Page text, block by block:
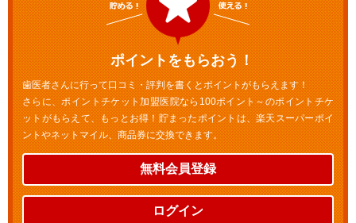
ポイントをもらおう！
歯医者さんに行って口コミ・評判を書くとポイントがもらえます！
さらに、ポイントチケット加盟医院なら100ポイント～のポイントチケ
ットがもらえて、もっとお得！貯まったポイントは、楽天スーパーポイ
ントやネットマイル、商品券に交換できます。
無料会員登録
ログイン